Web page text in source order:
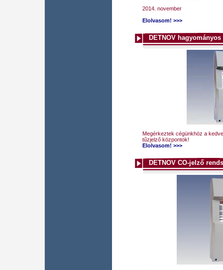
2014. november
Elolvasom! >>>
DETNOV
Megérkeztek cégünkhöz a
tűzjelző központok!
Elolvasom! >>>
DETNOV CO-jelző